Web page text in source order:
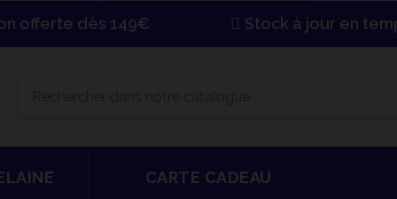
offerte dès 149€ Stock à jour en
CARTE CADEAU